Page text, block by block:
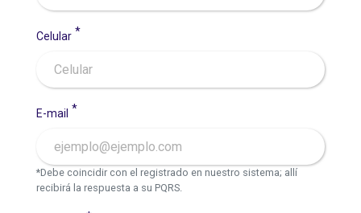
Celular
E-mail
*Debe coincidir con el registrado en nuestro sistema; allí
recibirá la respuesta a su PQRS.